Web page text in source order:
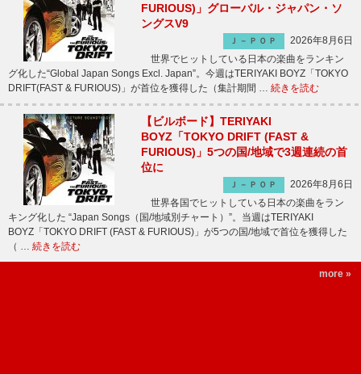
FURIOUS)」グローバル・ジャパン・ソ
ングスV9
Ｊ－ＰＯＰ
2026年8月6日
世界でヒットしている日本の楽曲をランキン
グ化した“Global Japan Songs Excl. Japan”。今週はTERIYAKI BOYZ「TOKYO
DRIFT(FAST & FURIOUS)」が首位を獲得した（集計期間 … 続きを読む
【ビルボード】TERIYAKI
BOYZ「TOKYO DRIFT (FAST &
FURIOUS)」5つの国/地域で3週連続の首
位に
Ｊ－ＰＯＰ
2026年8月6日
世界各国でヒットしている日本の楽曲をラン
キング化した “Japan Songs（国/地域別チャート）”。当週はTERIYAKI
BOYZ「TOKYO DRIFT (FAST & FURIOUS)」が5つの国/地域で首位を獲得した
（ … 続きを読む
more »